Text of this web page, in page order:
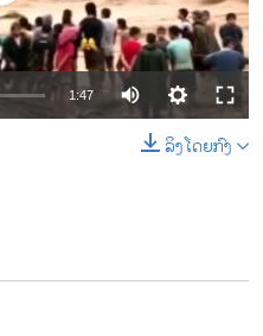
1:47
ລິງໂດຍກົງ